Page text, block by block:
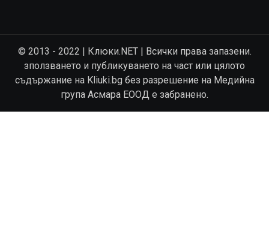
© 2013 - 2022 | Клюки.NET | Всички права запазени.
зползването и публикуването на част или цялото
съдържание на Kliuki.bg без разрешение на Медийна
група Асмара ЕООД е забранено.